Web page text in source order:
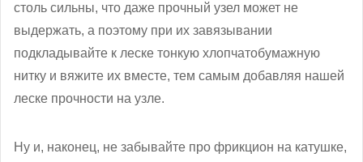
столь сильны, что даже прочный узел может не
выдержать, а поэтому при их завязывании
подкладывайте к леске тонкую хлопчатобумажную
нитку и вяжите их вместе, тем самым добавляя нашей
леске прочности на узле.
Ну и, наконец, не забывайте про фрикцион на катушке,